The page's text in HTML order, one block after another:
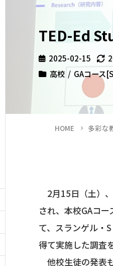
TED-Ed
2025-02-15
高校
GAコース
HOME 多彩な
2月15日（土）
され、本校GAコ
て、スランゲル・
得て実施した調査
他校生徒の発表